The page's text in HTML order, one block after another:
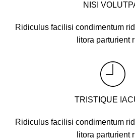
NISI
Ridiculus facilisi condimentum
litora parturient
TRISTIQUE
Ridiculus facilisi condimentum
litora parturient